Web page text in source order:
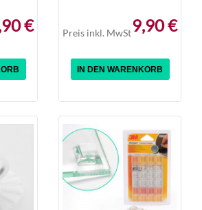
€ Preis inkl. MwSt9,90 €
IN DEN WARENKORB